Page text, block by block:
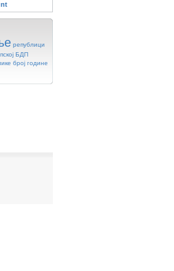
републици
БДП
број године